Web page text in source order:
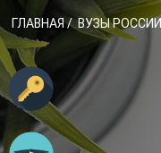
ГЛАВНАЯ/ ВУЗЫ РОССИИ